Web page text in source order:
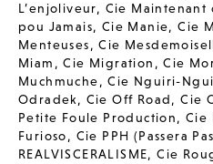
L’enjoliveur, Cie Maintenant
pou Jamais, Cie Manie,Cie
Menteuses,Cie
Miam ,Cie Migration ,Cie
Muchmuche,Cie Nguiri-
Odradek, Cie Off Road,Cie
Petite Foule Production,Cie
Furioso, Cie PPH (Passera
REALVISCERALISME,Cie